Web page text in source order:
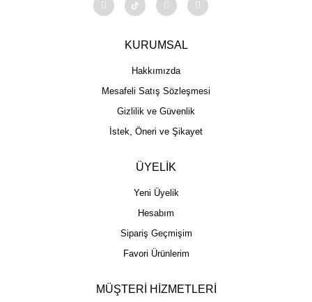
KURUMSAL
Hakkımızda
Mesafeli Satış Sözleşmesi
Gizlilik ve Güvenlik
İstek, Öneri ve Şikayet
ÜYELİK
Yeni Üyelik
Hesabım
Sipariş Geçmişim
Favori Ürünlerim
MÜŞTERİ HİZMETLERİ